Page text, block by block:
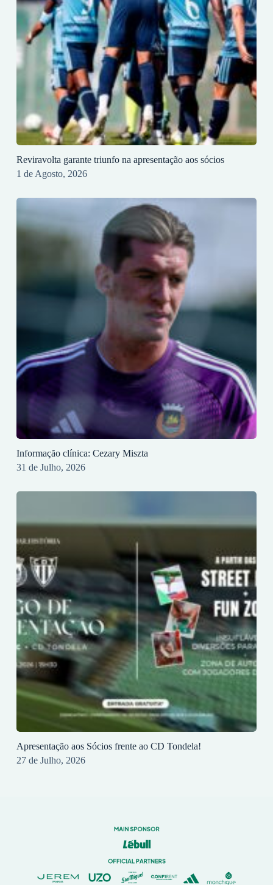
Reviravolta garante triunfo na apresentação aos sócios
1 de Agosto, 2026
Informação clínica: Cezary Miszta
31 de Julho, 2026
Apresentação aos Sócios frente ao CD Tondela!
27 de Julho, 2026